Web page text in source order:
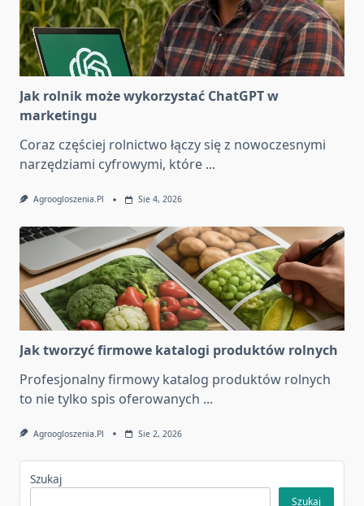
Jak rolnik może wykorzystać ChatGPT w
marketingu
Coraz częściej rolnictwo łączy się z nowoczesnymi
narzędziami cyfrowymi, które ...
Agroogloszenia.pl Sie 4, 2026
Jak tworzyć firmowe katalogi produktów rolnych
Profesjonalny firmowy katalog produktów rolnych
to nie tylko spis oferowanych ...
Agroogloszenia.pl Sie 2, 2026
Szukaj
Szukaj